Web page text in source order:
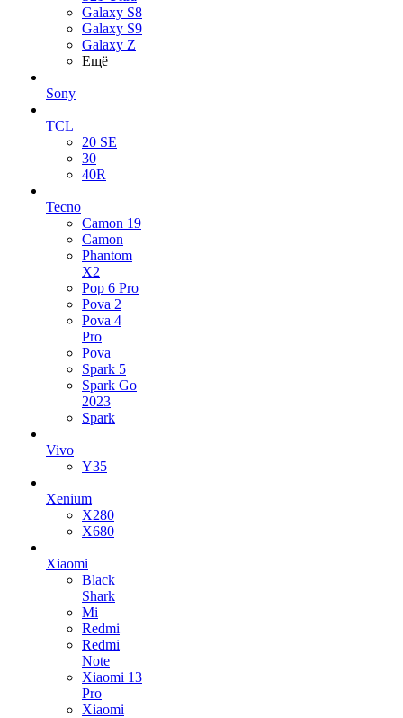
Galaxy S8
Galaxy S9
Galaxy Z
Ещё
Sony
TCL
20 SE
30
40R
Tecno
Camon 19
Camon
Phantom
X2
Pop 6 Pro
Pova 2
Pova 4
Pro
Pova
Spark 5
Spark Go
2023
Spark
Vivo
Y35
Xenium
X280
X680
Xiaomi
Black
Shark
Mi
Redmi
Redmi
Note
Xiaomi 13
Pro
Xiaomi